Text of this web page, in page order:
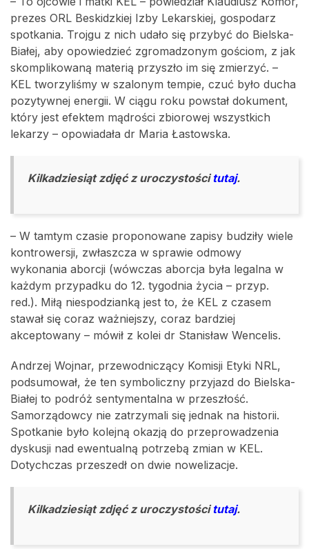
prezes ORL Beskidzkiej Izby Lekarskiej, gospodarz
spotkania. Trojgu z nich udało się przybyć do Bielska-
Białej, aby opowiedzieć zgromadzonym gościom, z jak
skomplikowaną materią przyszło im się zmierzyć. –
KEL tworzyliśmy w szalonym tempie, czuć było ducha
pozytywnej energii. W ciągu roku powstał dokument,
który jest efektem mądrości zbiorowej wszystkich
lekarzy – opowiadała dr Maria Łastowska.
Kilkadziesiąt zdjęć z uroczystościtutaj.
– W tamtym czasie proponowane zapisy budziły wiele
kontrowersji, zwłaszcza w sprawie odmowy
wykonania aborcji (wówczas aborcja była legalna w
każdym przypadku do 12. tygodnia życia – przyp.
red.). Miłą niespodzianką jest to, że KEL z czasem
stawał się coraz ważniejszy, coraz bardziej
akceptowany – mówił z kolei dr Stanisław Wencelis.
Andrzej Wojnar, przewodniczący Komisji Etyki NRL,
podsumował, że ten symboliczny przyjazd do Bielska-
Białej to podróż sentymentalna w przeszłość.
Samorządowcy nie zatrzymali się jednak na historii.
Spotkanie było kolejną okazją do przeprowadzenia
dyskusji nad ewentualną potrzebą zmian w KEL.
Dotychczas przeszedł on dwie nowelizacje.
Kilkadziesiąt zdjęć z uroczystościtutaj.